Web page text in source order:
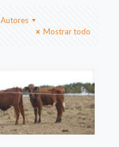
Autores
Mostrar todo